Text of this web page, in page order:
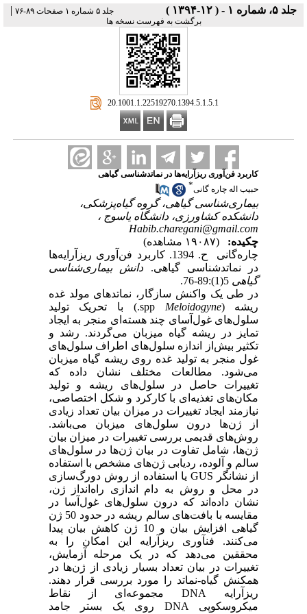
جلد ۵، شماره ۱ - ( ۱۲-۱۳۹۴ ) جلد ۵ شماره ۱ صفحات ۸۹-۷۶ |
برگشت به فهرست نسخه ها
‎ 20.1001.1.22519270.1394.5.1.5.1
کاربرد فن‌آوری ریزآرایه‌ها در نماتدشناسی گیاهی
حبیب اله چاره گانی*
بیماری‌شناسی گیاهی، گروه گیاه‌پزشکی،
دانشکده کشاورزی، دانشگاه یاسوج ،
Habib.charegani@gmail.com
چکیده:
(۱۹۰۸۷ مشاهده)
چاره‌گانی ح. 1394. کاربرد فن‌آوری ریزآرایه‌ها
در نماتدشناسی گیاهی. دانش بیماری‌شناسی
گیاهی 5(1):89-76.
در طی یک واکنش سازگار، نماتدهای مولد غده
ریشه (Meloidogyne
spp.
) با تحریک تولید
سلول‌های غول‌آسای چند هسته‌ای منجر به ایجاد
تمایز در ریشه گیاه میزبان می‌گردند. رشد و
تکثیر بیش‌از اندازه سلول‌های اطراف سلول‌های
غول منجر به تولید غده روی ریشه گیاه میزبان
می‌شود. مطالعات مختلف نشان داده که
تغییرات حاصل در سلول‌های ریشه و تولید
مکان‌های تغذیه‌ای با کارکرد و شکل اختصاصی،
نیازمند ایجاد تغییرات در میزان بیان تعداد زیادی
از ژن‌ها درون سلول‌های میزبان می‌باشد.
روش‌های قدیمی بررسی تغییرات در میزان بیان
ژن‌ها، شامل تفاوت در بیان ژن‌ها در سلول‌های
سالم و آلوده، ردیابی ژن‌های مشخص با استفاده
از نشانگر GUS یا استفاده از روش دورگ‌سازی
در محل و روش به دام اندازی راه‌انداز ژن،
نشان داده‌اند که درون سلول‌های غول‌آسا در
مقایسه با بافت‌های سالم ریشه در حدود 50 ژن
گیاهی افزایش بیان و 10 ژن کاهش بیان پیدا
می‌کنند. فن­آوری ریزآرایه این امکان را به
محققین می‌دهد که در یک مرحله آزمایش،
تغییرات در بیان تعداد بسیار زیادی از ژن‌ها در
همکنش گیاه-نماتد را مورد بررسی قرار دهند.
ریزآرایه
DNAمجموعه‌ای از نقاط
میکروسکوپی
DNA روی یک بستر جامد